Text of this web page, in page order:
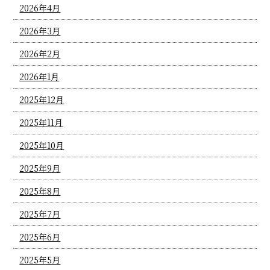
2026年4月
2026年3月
2026年2月
2026年1月
2025年12月
2025年11月
2025年10月
2025年9月
2025年8月
2025年7月
2025年6月
2025年5月